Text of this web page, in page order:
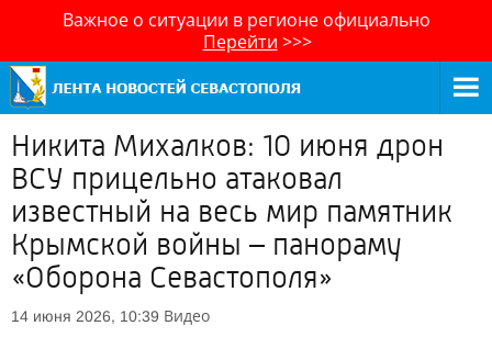
Важное о ситуации в регионе официально
Перейти >>>
Никита Михалков: 10 июня дрон
ВСУ прицельно атаковал
известный на весь мир памятник
Крымской войны – панораму
«Оборона Севастополя»
14 июня 2026, 10:39 Видео